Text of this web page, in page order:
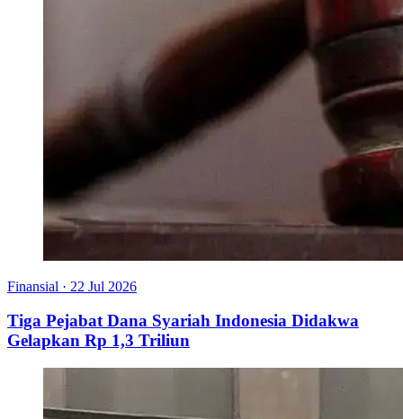
Finansial · 22 Jul 2026
Tiga Pejabat Dana Syariah Indonesia Didakwa
Gelapkan Rp 1,3 Triliun